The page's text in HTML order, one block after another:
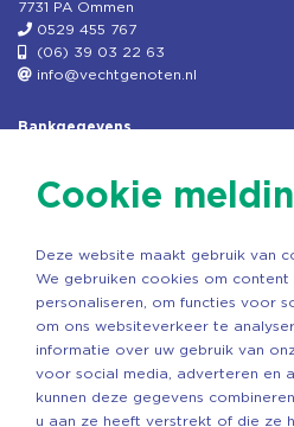
7731 PA Ommen
0529 455 767
(06) 39 03 22 63
info@vechtgenoten.nl
Bankgegevens
Rek.nr: NL85RABO0127579230
Copyright ©2026 Vechtgenoten
Cookie
Deze website maakt gebruik van
We gebruiken cookies om
personaliseren, om functies voor
om ons websiteverkeer te
informatie over uw gebruik van
voor social media, adverteren en
kunnen deze gegevens
u aan ze heeft verstrekt of die ze